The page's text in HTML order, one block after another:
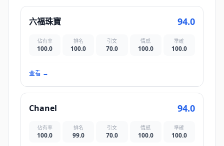
六福珠寶 94.0
佔有率
100.0
排名
100.0
引文
70.0
情感
100.0
準確
100.0
查看 →
Chanel 94.0
佔有率
100.0
排名
99.0
引文
70.0
情感
100.0
準確
100.0